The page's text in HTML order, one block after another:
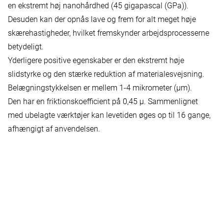
en ekstremt høj nanohårdhed (45 gigapascal (GPa)).
Desuden kan der opnås lave og frem for alt meget høje
skærehastigheder, hvilket fremskynder arbejdsprocesserne
betydeligt.
Yderligere positive egenskaber er den ekstremt høje
slidstyrke og den stærke reduktion af materialesvejsning.
Belægningstykkelsen er mellem 1-4 mikrometer (μm).
Den har en friktionskoefficient på 0,45 μ. Sammenlignet
med ubelagte værktøjer kan levetiden øges op til 16 gange,
afhængigt af anvendelsen.